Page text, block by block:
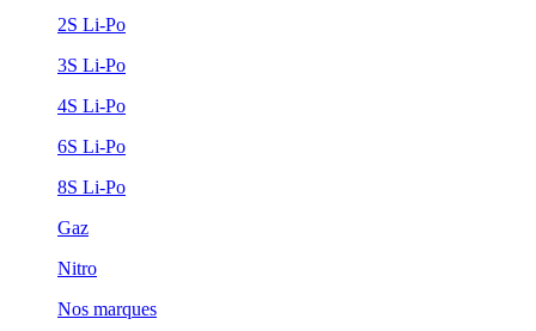
2S Li-Po
3S Li-Po
4S Li-Po
6S Li-Po
8S Li-Po
Gaz
Nitro
Nos marques